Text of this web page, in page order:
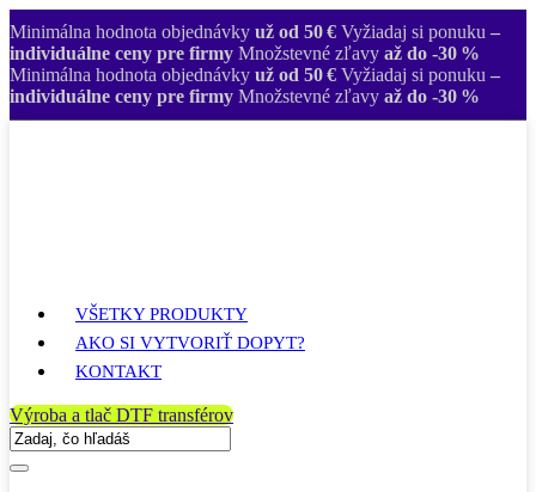
Minimálna hodnota objednávky už od 50 € Vyžiadaj si ponuku –
individuálne ceny pre firmy Množstevné zľavy až do -30 %
Minimálna hodnota objednávky už od 50 € Vyžiadaj si ponuku –
individuálne ceny pre firmy Množstevné zľavy až do -30 %
VŠETKY PRODUKTY
AKO SI VYTVORIŤ DOPYT?
KONTAKT
Výroba a tlač DTF transférov